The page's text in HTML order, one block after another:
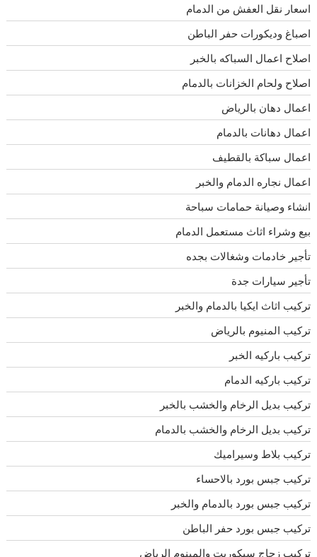
اسعار نقل العفش من الدمام
اصباغ وديكورات حفر الباطن
اصلاح اعمال السباكه بالخبر
اصلاح ولحام الخزانات بالدمام
اعمال دهان بالرياض
اعمال دهانات بالدمام
اعمال سباكة بالقطيف
اعمال نجاره الدمام والخبر
انشاء وصيانة حمامات سباحة
بيع وشراء اثاث مستعمل الدمام
تأجير خادمات وشغالات بجده
تأجير سيارات جدة
تركيب اثاث ايكيا بالدمام والخبر
تركيب المنيوم بالرياض
تركيب باركيه الخبر
تركيب باركيه الدمام
تركيب بديل الرخام والخشب بالخبر
تركيب بديل الرخام والخشب بالدمام
تركيب بلاط وسيراميك
تركيب جبس بورد بالاحساء
تركيب جبس بورد بالدمام والخبر
تركيب جبس بورد حفر الباطن
تركيب زجاج سيكوريت والمينوم الرياض